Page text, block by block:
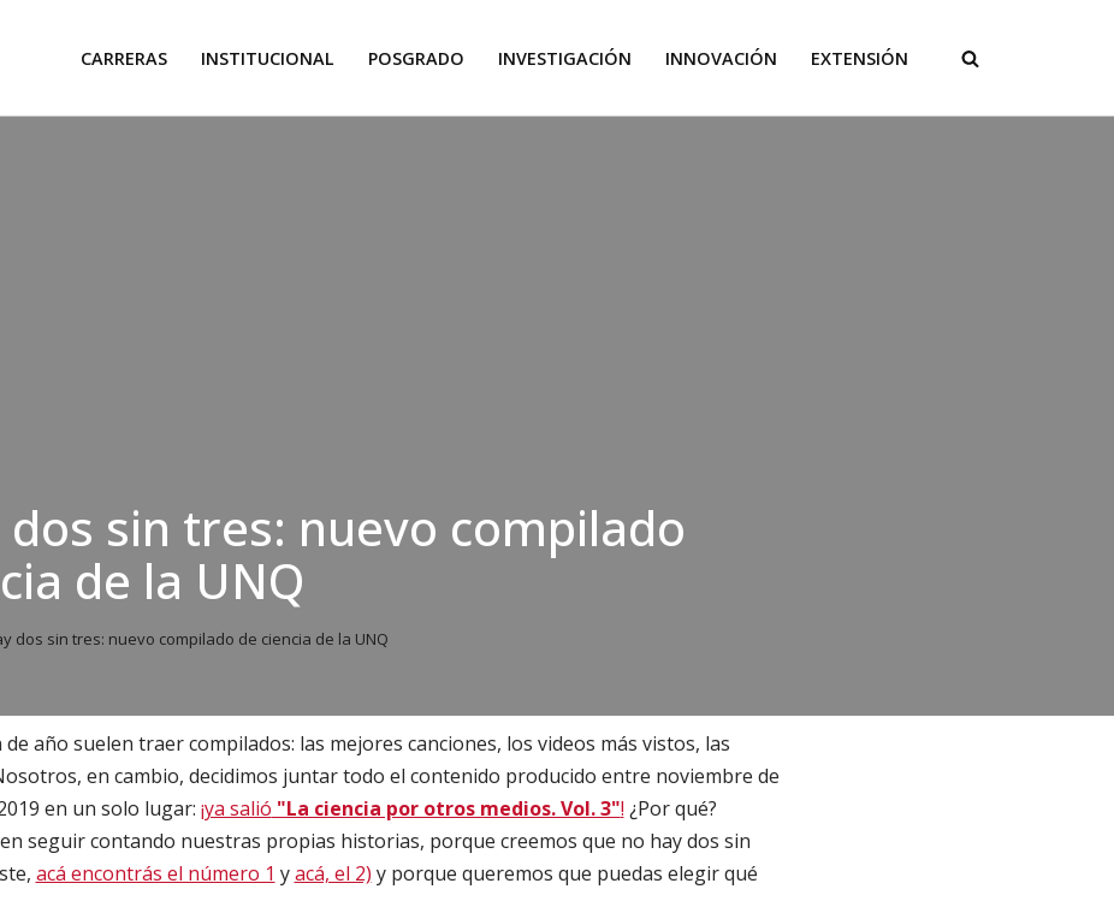
CARRERAS INSTITUCIONAL POSGRADO INVESTIGACIÓN INNOVACIÓN EXTENSIÓN
dos sin tres: nuevo compilado
de la UNQ
dos sin tres: nuevo compilado de ciencia de la UNQ
de año suelen traer compilados: las mejores canciones, los videos más vistos, las
en cambio, decidimos juntar todo el contenido producido entre noviembre de
en un solo lugar: ¡ya salió "La ciencia por otros medios. Vol. 3"! ¿Por qué?
seguir contando nuestras propias historias, porque creemos que no hay dos sin
acá encontrás el número 1 yacá, el 2) y porque queremos que puedas elegir qué